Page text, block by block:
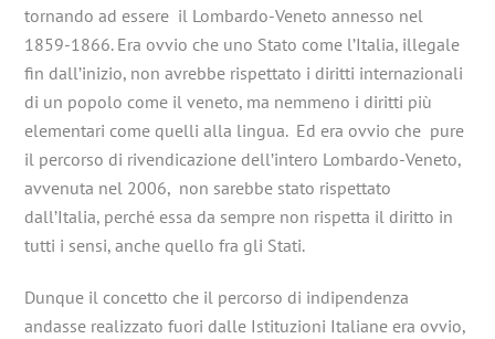
tornando ad essere il Lombardo-Veneto annesso nel
1859-1866. Era ovvio che uno Stato come l’Italia, illegale
fin dall’inizio, non avrebbe rispettato i diritti internazionali
di un popolo come il veneto, ma nemmeno i diritti più
elementari come quelli alla lingua. Ed era ovvio che pure
il percorso di rivendicazione dell’intero Lombardo-Veneto,
avvenuta nel 2006, non sarebbe stato rispettato
dall’Italia, perché essa da sempre non rispetta il diritto in
tutti i sensi, anche quello fra gli Stati.
Dunque il concetto che il percorso di indipendenza
andasse realizzato fuori dalle Istituzioni Italiane era ovvio,